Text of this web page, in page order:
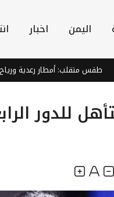
اليمن اخبار
متقلب: أمطار رعدية ورياح قوية
للدور